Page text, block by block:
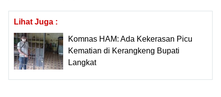
Lihat Juga :
Komnas HAM: Ada Kekerasan Picu
Kematian di Kerangkeng Bupati
Langkat